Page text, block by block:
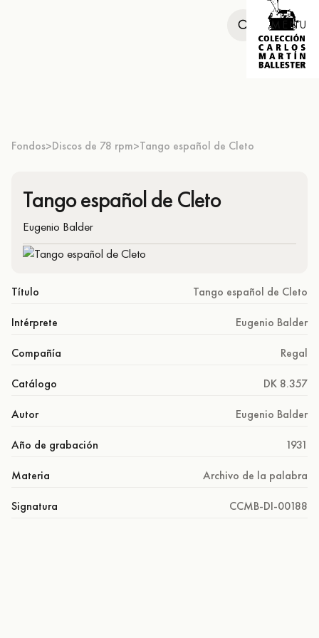
MENU
Fondos>Discos de 78 rpm>Tango español de Cleto
Tango español de Cleto
Eugenio Balder
Título Tango español de Cleto
Intérprete Eugenio Balder
Compañía Regal
Catálogo DK 8.357
Autor Eugenio Balder
Año de grabación 1931
Materia Archivo de la palabra
Signatura CCMB-DI-00188